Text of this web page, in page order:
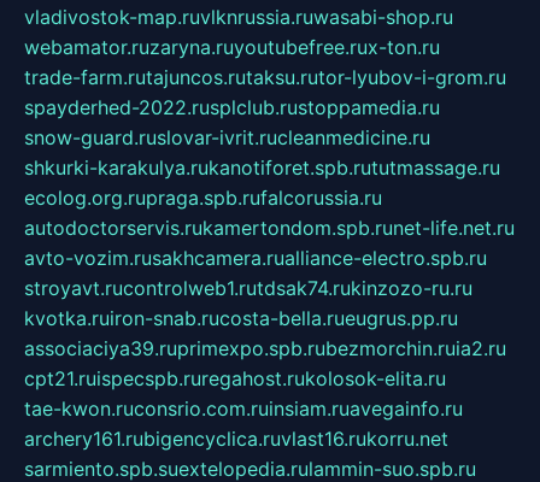
vladivostok-map.ruvlknrussia.ruwasabi-shop.ru
webamator.ruzaryna.ruyoutubefree.rux-ton.ru
trade-farm.rutajuncos.rutaksu.rutor-lyubov-i-grom.ru
spayderhed-2022.rusplclub.rustoppamedia.ru
snow-guard.ruslovar-ivrit.rucleanmedicine.ru
shkurki-karakulya.rukanotiforet.spb.rututmassage.ru
ecolog.org.rupraga.spb.rufalcorussia.ru
autodoctorservis.rukamertondom.spb.runet-life.net.ru
avto-vozim.rusakhcamera.rualliance-electro.spb.ru
stroyavt.rucontrolweb1.rutdsak74.rukinzozo-ru.ru
kvotka.ruiron-snab.rucosta-bella.rueugrus.pp.ru
associaciya39.ruprimexpo.spb.rubezmorchin.ruia2.ru
cpt21.ruispecspb.ruregahost.rukolosok-elita.ru
tae-kwon.ruconsrio.com.ruinsiam.ruavegainfo.ru
archery161.rubigencyclica.ruvlast16.rukorru.net
sarmiento.spb.suextelopedia.rulammin-suo.spb.ru